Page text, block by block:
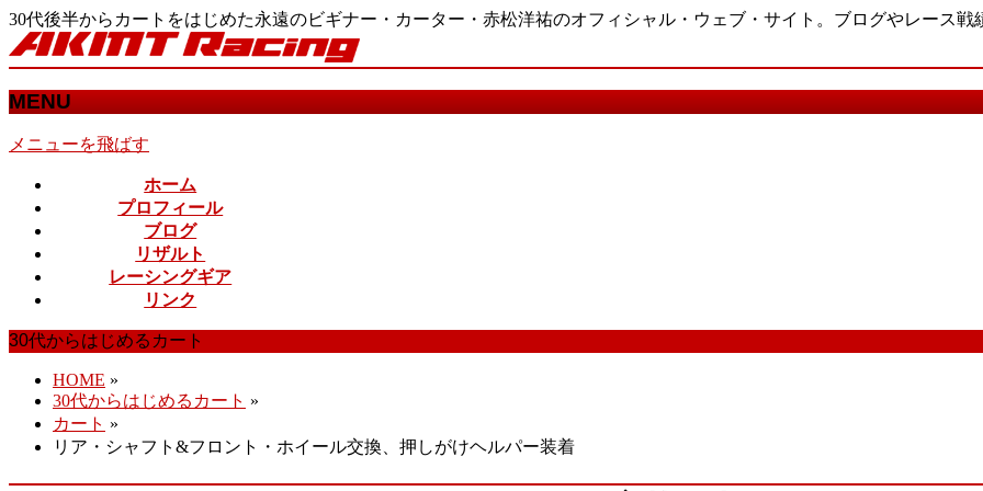
30代後半からカートをはじめた永遠のビギナー・カーター・赤松洋祐のオフィシャル・ウェブ・サイト。ブログやレース戦
MENU
メニューを飛ばす
ホーム
プロフィール
ブログ
リザルト
レーシングギア
リンク
30代からはじめるカート
HOME »
30代からはじめるカート »
カート »
リア・シャフト&フロント・ホイール交換、押しがけヘルパー装着